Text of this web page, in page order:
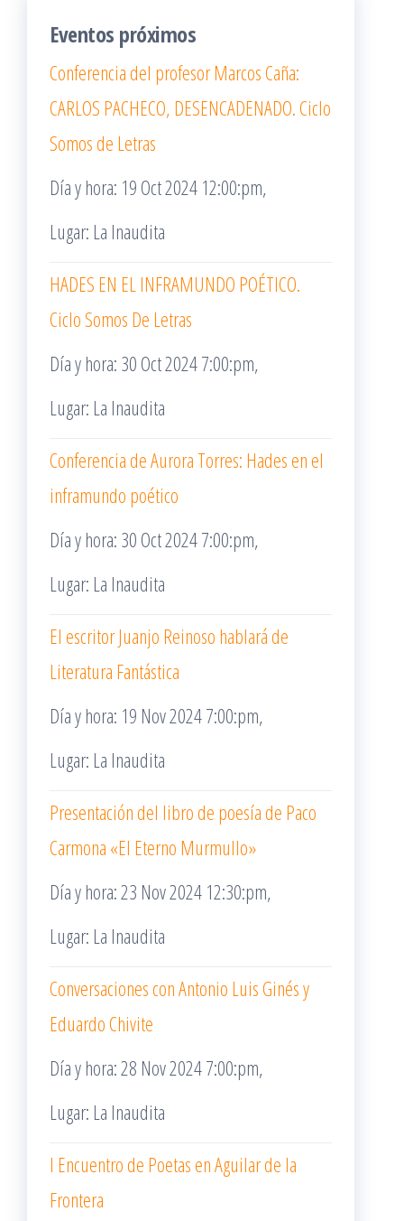
Eventos próximos
Conferencia del profesor Marcos Caña:
CARLOS PACHECO, DESENCADENADO. Ciclo
Somos de Letras
Día y hora: 19 Oct 2024 12:00:pm,
Lugar: La Inaudita
HADES EN EL INFRAMUNDO POÉTICO.
Ciclo Somos De Letras
Día y hora: 30 Oct 2024 7:00:pm,
Lugar: La Inaudita
Conferencia de Aurora Torres: Hades en el
inframundo poético
Día y hora: 30 Oct 2024 7:00:pm,
Lugar: La Inaudita
El escritor Juanjo Reinoso hablará de
Literatura Fantástica
Día y hora: 19 Nov 2024 7:00:pm,
Lugar: La Inaudita
Presentación del libro de poesía de Paco
Carmona «El Eterno Murmullo»
Día y hora: 23 Nov 2024 12:30:pm,
Lugar: La Inaudita
Conversaciones con Antonio Luis Ginés y
Eduardo Chivite
Día y hora: 28 Nov 2024 7:00:pm,
Lugar: La Inaudita
I Encuentro de Poetas en Aguilar de la
Frontera